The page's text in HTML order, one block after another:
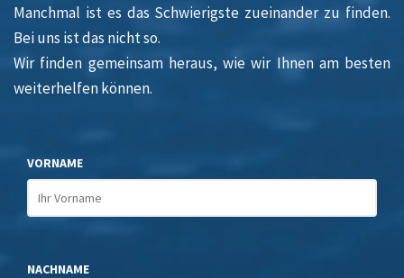
Manchmal ist es das Schwierigste zueinander zu finden.
Bei uns ist das nicht so.
Wir finden gemeinsam heraus, wie wir Ihnen am besten
weiterhelfen können.
VORNAME
NACHNAME